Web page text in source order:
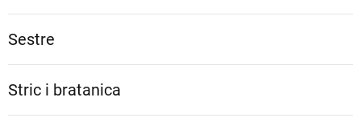
Sestre
Stric i bratanica